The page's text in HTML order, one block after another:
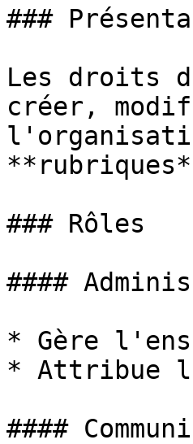
###
Les droits
créer,
### Rôles
####
* Gère
* Attribue le
####